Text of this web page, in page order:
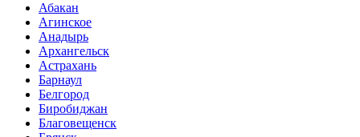
Абакан
Агинское
Анадырь
Архангельск
Астрахань
Барнаул
Белгород
Биробиджан
Благовещенск